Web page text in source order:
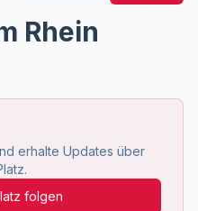
Rhein
erhalte Updates über
folgen